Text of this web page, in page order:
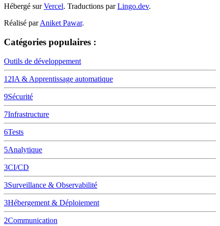
Hébergé sur Vercel. Traductions par Lingo.dev.
Réalisé par Aniket Pawar.
Catégories populaires :
Outils de développement
12IA & Apprentissage automatique
9Sécurité
7Infrastructure
6Tests
5Analytique
3CI/CD
3Surveillance & Observabilité
3Hébergement & Déploiement
2Communication